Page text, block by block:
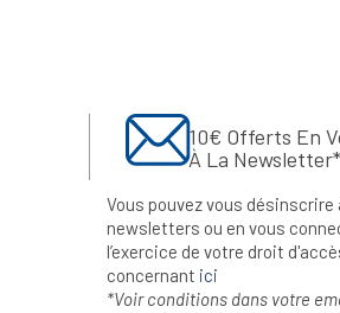
10€ Offerts En
À La Newsletter*
Vous pouvez vous
newsletters ou en vous
l’exercice de votre droit
concernant ici
*Voir conditions dans votre